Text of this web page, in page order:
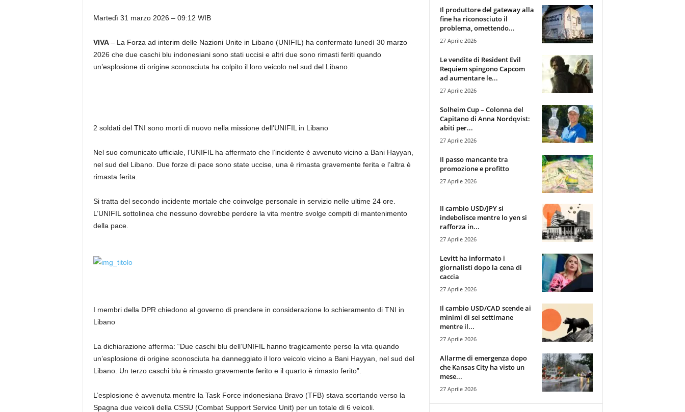
Martedì 31 marzo 2026 – 09:12 WIB
VIVA– La Forza ad interim delle Nazioni Unite in Libano (UNIFIL) ha confermato lunedì 30 marzo
2026 che due caschi blu indonesiani sono stati uccisi e altri due sono rimasti feriti quando
un’esplosione di origine sconosciuta ha colpito il loro veicolo nel sud del Libano.
2 soldati del TNI sono morti di nuovo nella missione dell’UNIFIL in Libano
Nel suo comunicato ufficiale, l’UNIFIL ha affermato che l’incidente è avvenuto vicino a Bani Hayyan,
nel sud del Libano. Due forze di pace sono state uccise, una è rimasta gravemente ferita e l’altra è
rimasta ferita.
Si tratta del secondo incidente mortale che coinvolge personale in servizio nelle ultime 24 ore.
L’UNIFIL sottolinea che nessuno dovrebbe perdere la vita mentre svolge compiti di mantenimento
della pace.
I membri della DPR chiedono al governo di prendere in considerazione lo schieramento di TNI in
Libano
La dichiarazione afferma: “Due caschi blu dell’UNIFIL hanno tragicamente perso la vita quando
un’esplosione di origine sconosciuta ha danneggiato il loro veicolo vicino a Bani Hayyan, nel sud del
Libano. Un terzo caschi blu è rimasto gravemente ferito e il quarto è rimasto ferito”.
L’esplosione è avvenuta mentre la Task Force indonesiana Bravo (TFB) stava scortando verso la
Spagna due veicoli della CSSU (Combat Support Service Unit) per un totale di 6 veicoli.
Il produttore del gateway alla
fine ha riconosciuto il
problema, omettendo...
27 Aprile 2026
Le vendite di Resident Evil
Requiem spingono Capcom
ad aumentare le...
27 Aprile 2026
Solheim Cup – Colonna del
Capitano di Anna Nordqvist:
abiti per...
27 Aprile 2026
Il passo mancante tra
promozione e profitto
27 Aprile 2026
Il cambio USD/JPY si
indebolisce mentre lo yen si
rafforza in...
27 Aprile 2026
Levitt ha informato i
giornalisti dopo la cena di
caccia
27 Aprile 2026
Il cambio USD/CAD scende ai
minimi di sei settimane
mentre il...
27 Aprile 2026
Allarme di emergenza dopo
che Kansas City ha visto un
mese...
27 Aprile 2026